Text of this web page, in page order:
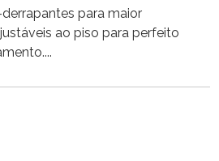
para maior
ao piso para perfeito